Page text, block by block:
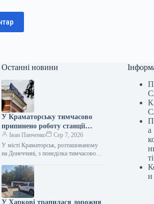
Останні новини
У Краматорську тимчасово
припинено роботу станції
збору крові
Іван Панченко
Сер 7, 2026
У місті Краматорськ, розташованому
на Донеччині, з понеділка тимчасово
переливання крові через погіршення
безпекової обстановки. Цю…
У Харкові трапилася дорожня
а
ті
и